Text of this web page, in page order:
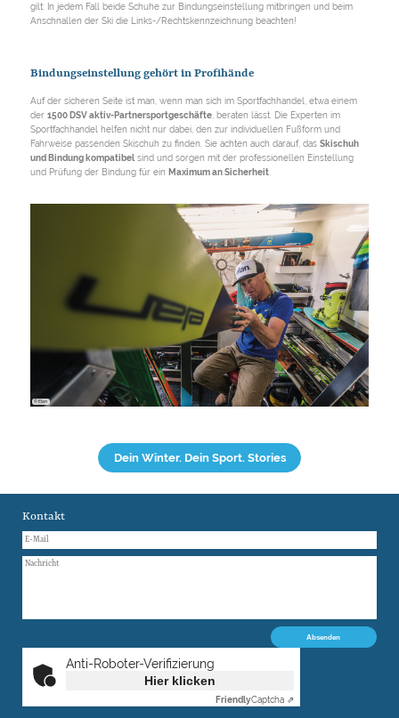
gilt: In jedem Fall beide Schuhe zur Bindungseinstellung mitbringen und beim
Anschnallen der Ski die Links-/Rechtskennzeichnung beachten!
Bindungseinstellung gehört in Profihände
Auf der sicheren Seite ist man, wenn man sich im Sportfachhandel, etwa einem
der 1500 DSV aktiv-Partnersportgeschäfte , beraten lässt. Die Experten im
Sportfachhandel helfen nicht nur dabei, den zur individuellen Fußform und
Fahrweise passenden Skischuh zu finden. Sie achten auch darauf, das Skischuh
und Bindung kompatibel sind und sorgen mit der professionellen Einstellung
und Prüfung der Bindung für ein Maximum an Sicherheit
© Elan
Dein Winter. Dein Sport. Stories
Kontakt
Anti-Roboter-Verifizierung
Hier klicken
FriendlyCaptcha ⇗